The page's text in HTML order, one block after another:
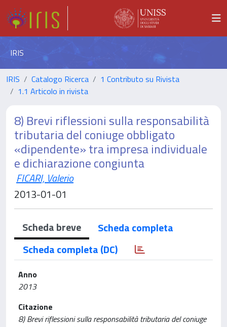
IRIS
IRIS Catalogo Ricerca
1 Contributo su Rivista
1.1 Articolo in rivista
8) Brevi riflessioni sulla responsabilità
tributaria del coniuge obbligato
«dipendente» tra impresa individuale
e dichiarazione congiunta
FICARI, Valerio
2013-01-01
Scheda breve
Scheda completa
Scheda completa (DC)
Anno
2013
Citazione
8) Brevi riflessioni sulla responsabilità tributaria del coniuge